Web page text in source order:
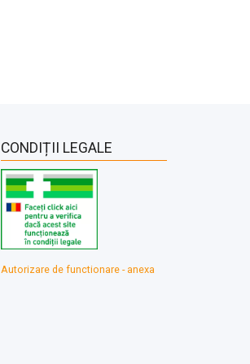
CONDIȚII LEGALE
Autorizare de functionare - anexa